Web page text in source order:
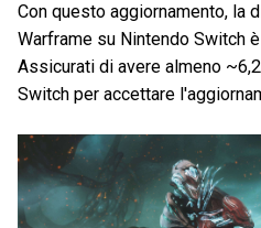
Con questo aggiornamento, la
Warframe su Nintendo Switch
Assicurati di avere almeno
Switch per accettare